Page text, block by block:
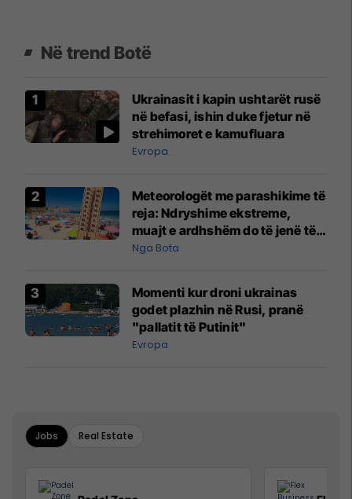
Në trend Botë
Ukrainasit i kapin ushtarët rusë
në befasi, ishin duke fjetur në
strehimoret e kamufluara
Evropa
Meteorologët me parashikime të
reja: Ndryshime ekstreme,
muajt e ardhshëm do të jenë të
pazakontë
Nga Bota
Momenti kur droni ukrainas
godet plazhin në Rusi, pranë
"pallatit të Putinit"
Evropa
Jobs Real Estate